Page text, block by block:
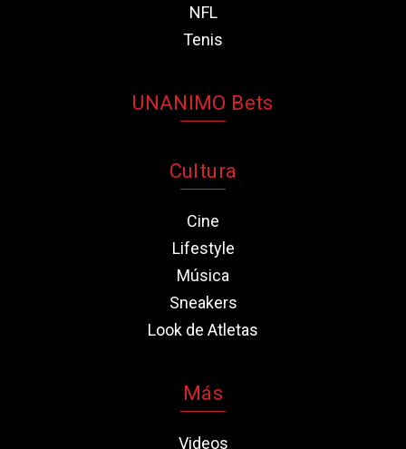
NFL
Tenis
UNANIMO Bets
Cultura
Cine
Lifestyle
Música
Sneakers
Look de Atletas
Más
Videos